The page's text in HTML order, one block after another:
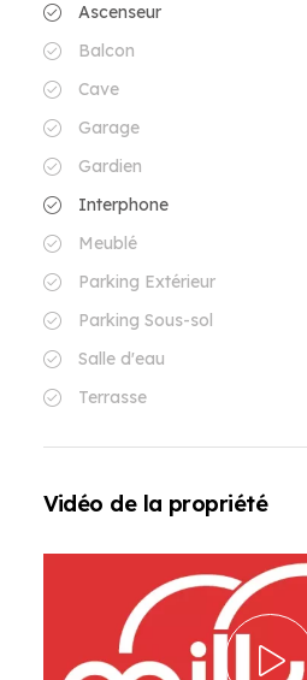
Ascenseur
Balcon
Cave
Garage
Gardien
Interphone
Meublé
Parking Extérieur
Parking Sous-sol
Salle d'eau
Terrasse
Vidéo de la propriété